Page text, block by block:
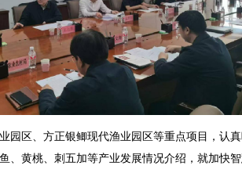
区、方正银鲫现代渔业园区等重点项目，认真
、黄桃、刺五加等产业发展情况介绍，就加快